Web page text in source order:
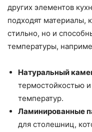
других элементов
подходят материалы,
стильно, но и
температуры,
Натуральный
термостойкостью
температур.
Ламинированные
для столешниц,